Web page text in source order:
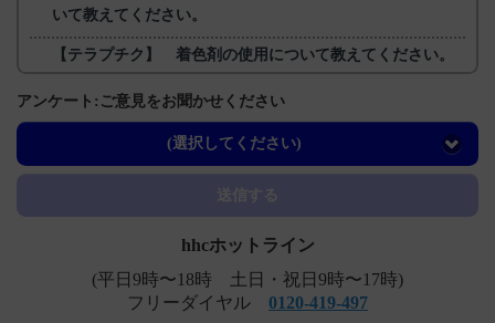
いて教えてください。
【テラプチク】 着色剤の使用について教えてください。
【サイレース・注射】 作用機序について教えてくださ
い。
【ハイコバール】 過量服用時の対処方法について教えて
アンケート:ご意見をお聞かせください
(選択してください)
hhcホットライン
(平日9時〜18時 土日・祝日9時〜17時)
フリーダイヤル 0120-419-497